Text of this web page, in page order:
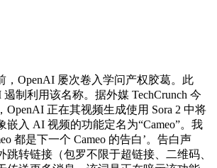
，OpenAI 屡次卷入学问产权胶葛。此
制利用该名称。据外媒 TechCrunch 今
OpenAI 正在其视频生成使用 Sora 2 中将
嵌入 AI 视频的功能定名为“Cameo”。我
都是下一个 Cameo 的告白’。告白声
跳转链接（包罗不限于超链接、二维码、